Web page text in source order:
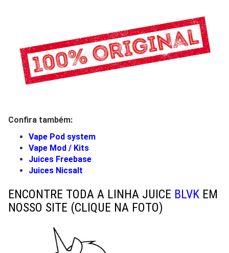
Confira também:
Vape Pod system
Vape Mod / Kits
Juices Freebase
Juices Nicsalt
ENCONTRE TODA A LINHA JUICE BLVK EM
NOSSO SITE (CLIQUE NA FOTO)